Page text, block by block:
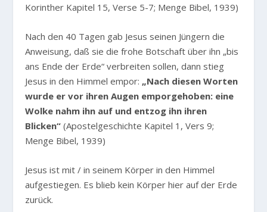
Korinther Kapitel 15, Verse 5-7; Menge Bibel, 1939)
Nach den 40 Tagen gab Jesus seinen Jüngern die
Anweisung, daß sie die frohe Botschaft über ihn „bis
ans Ende der Erde“ verbreiten sollen, dann stieg
Jesus in den Himmel empor: „Nach diesen Worten
wurde er vor ihren Augen emporgehoben: eine
Wolke nahm ihn auf und entzog ihn ihren
Blicken“ (Apostelgeschichte Kapitel 1, Vers 9;
Menge Bibel, 1939)
Jesus ist mit / in seinem Körper in den Himmel
aufgestiegen. Es blieb kein Körper hier auf der Erde
zurück.